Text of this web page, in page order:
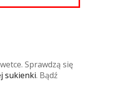
Sprawdzą się
sukienki. Bądź